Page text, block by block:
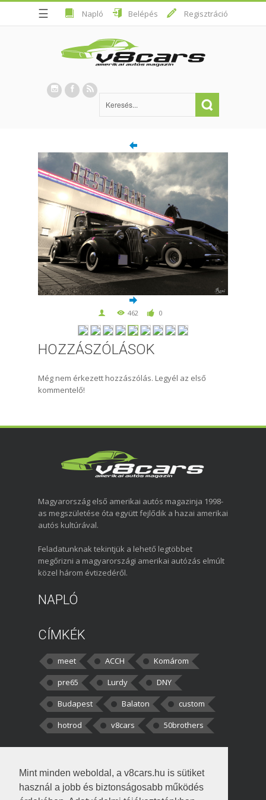
Mint minden weboldal, a v8cars.hu is sütiket
használ a jobb és biztonságosabb működés
☰ Napló Belépés Regisztráció
462 0
HOZZÁSZÓLÁSOK
Még nem érkezett hozzászólás. Legyél az első
kommentelő!
Magyarország első amerikai autós magazinja 1998-
as megszületése óta együtt fejlődik a hazai amerikai
autós kultúrával.
Feladatunknak tekintjük a lehető legtöbbet
megőrizni a magyarországi amerikai autózás elmúlt
közel három évtizedéről.
NAPLÓ
CÍMKÉK
meet ACCH
Komárom
pre65
Lurdy
DNY
Budapest
Balaton
custom
hotrod
v8cars 50brothers
kortisz:Elszúrtam! Én csak két
darabbaal számoltam. Nem tudtam, hogy fél autót,